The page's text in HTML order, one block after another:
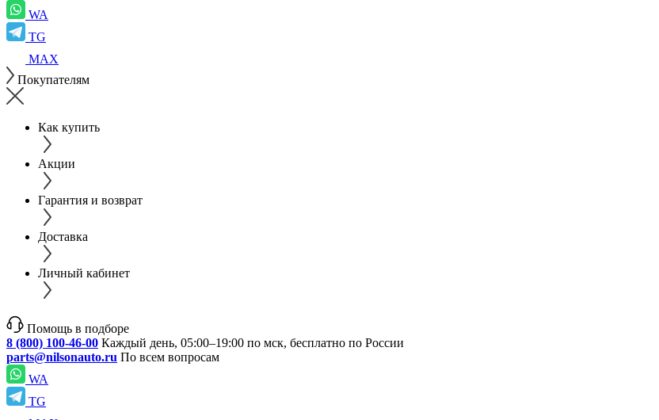
WA
TG
MAX
Покупателям
Как купить
Акции
Гарантия и возврат
Доставка
Личный кабинет
Помощь в подборе
8 (800) 100-46-00 Каждый день, 05:00–19:00 по мск, бесплатно по России
parts@nilsonauto.ru По всем вопросам
WA
TG